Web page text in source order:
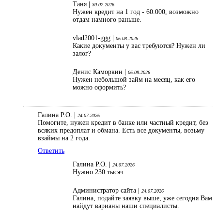
Таня | 30.07.2026
Нужен кредит на 1 год - 60.000, возможно
отдам намного раньше.
vlad2001-ggg | 06.08.2026
Какие документы у вас требуются? Нужен ли
залог?
Денис Каморкин | 06.08.2026
Нужен небольшой займ на месяц, как его
можно оформить?
Галина Р.О. | 24.07.2026
Помогите, нужен кредит в банке или частный кредит, без
всяких предоплат и обмана. Есть все документы, возьму
взаймы на 2 года.
Ответить
Галина Р.О. |
24.07.2026
Нужно 230 тысяч
Администратор сайта | 24.07.2026
Галина, подайте заявку выше, уже сегодня Вам
найдут варианы наши специалисты.